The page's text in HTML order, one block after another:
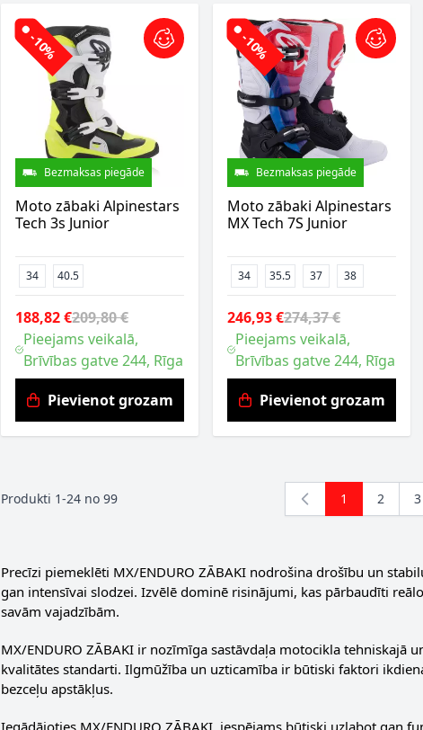
-10%
Bezmaksas piegāde
Moto zābaki Alpinestars
Tech 3s Junior
34 40.5
188,82 €209,80 €
Pieejams veikalā,
Brīvības gatve 244, Rīga
Pievienot grozam
-10%
Bezmaksas piegāde
Moto zābaki Alpinestars
MX Tech 7S Junior
34 35.5 37 38
246,93 €274,37 €
Pieejams veikalā,
Brīvības gatve 244, Rīga
Pievienot grozam
Produkti 1-24 no 99 You're
1 Lapa
2 3
Precīzi piemeklēti MX/ENDURO ZĀBAKI nodrošina drošību un
gan intensīvai slodzei. Izvēlē dominē risinājumi, kas pārbaudīti
savām vajadzībām.
MX/ENDURO ZĀBAKI ir nozīmīga sastāvdaļa motocikla
kvalitātes standarti. Ilgmūžība un uzticamība ir būtiski faktori
bezceļu apstākļus.
Iegādājoties MX/ENDURO ZĀBAKI, iespējams būtiski uzlabot gan